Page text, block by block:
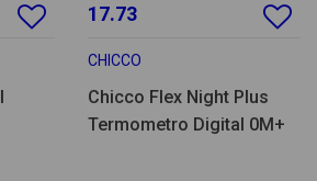
17.73
CHICCO
Chicco Flex Night Plus
Termometro Digital 0M+